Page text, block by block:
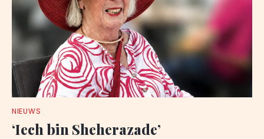
NIEUWS
‘Iech bin Sheherazade’